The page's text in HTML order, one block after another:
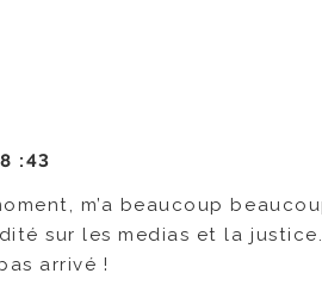
:43
m’a beaucoup
sur les medias et la justice.
arrivé !